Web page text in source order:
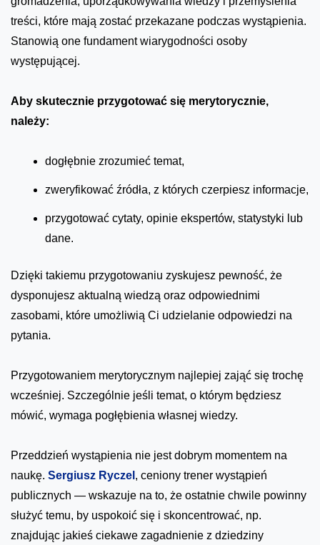
treści, które mają zostać przekazane podczas wystąpienia.
Stanowią one fundament wiarygodności osoby
występującej.
Aby skutecznie przygotować się merytorycznie,
należy:
dogłębnie zrozumieć temat,
zweryfikować źródła, z których czerpiesz informacje,
przygotować cytaty, opinie ekspertów, statystyki lub
dane.
Dzięki takiemu przygotowaniu zyskujesz pewność, że
dysponujesz aktualną wiedzą oraz odpowiednimi
zasobami, które umożliwią Ci udzielanie odpowiedzi na
pytania.
Przygotowaniem merytorycznym najlepiej zająć się trochę
wcześniej. Szczególnie jeśli temat, o którym będziesz
mówić, wymaga pogłębienia własnej wiedzy.
Przeddzień wystąpienia nie jest dobrym momentem na
naukę. Sergiusz Ryczel , ceniony trener wystąpień
publicznych — wskazuje na to, że ostatnie chwile powinny
służyć temu, by uspokoić się i skoncentrować, np.
znajdując jakieś ciekawe zagadnienie z dziedziny